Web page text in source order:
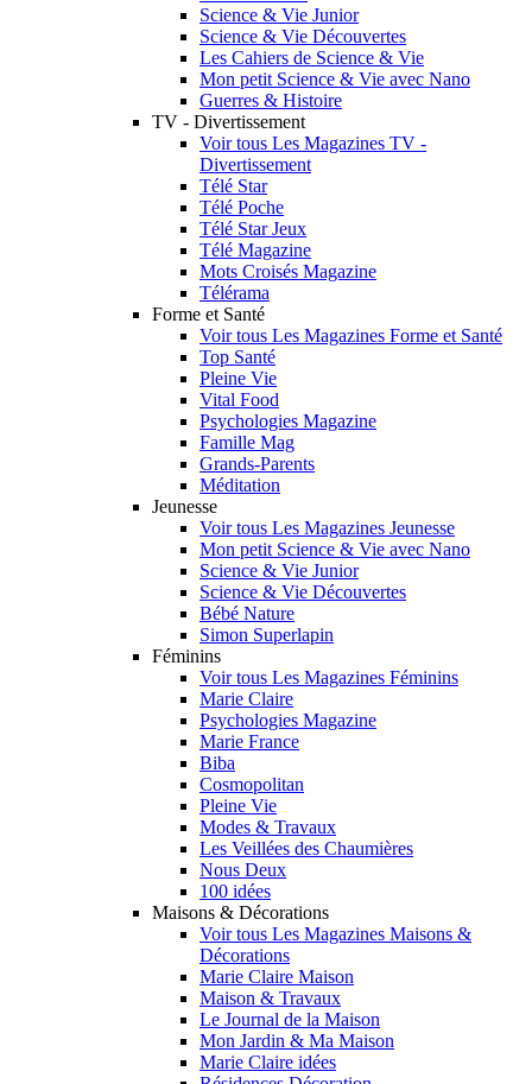
Science & Vie Junior
Science & Vie Découvertes
Les Cahiers de Science & Vie
Mon petit Science & Vie avec Nano
Guerres & Histoire
TV - Divertissement
Voir tous Les Magazines TV -
Divertissement
Télé Star
Télé Poche
Télé Star Jeux
Télé Magazine
Mots Croisés Magazine
Télérama
Forme et Santé
Voir tous Les Magazines Forme et Santé
Top Santé
Pleine Vie
Vital Food
Psychologies Magazine
Famille Mag
Grands-Parents
Méditation
Jeunesse
Voir tous Les Magazines Jeunesse
Mon petit Science & Vie avec Nano
Science & Vie Junior
Science & Vie Découvertes
Bébé Nature
Simon Superlapin
Féminins
Voir tous Les Magazines Féminins
Marie Claire
Psychologies Magazine
Marie France
Biba
Cosmopolitan
Pleine Vie
Modes & Travaux
Les Veillées des Chaumières
Nous Deux
100 idées
Maisons & Décorations
Voir tous Les Magazines Maisons &
Décorations
Marie Claire Maison
Maison & Travaux
Le Journal de la Maison
Mon Jardin & Ma Maison
Marie Claire idées